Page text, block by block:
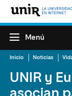
Menú
Inicio Noticias
UNIR y